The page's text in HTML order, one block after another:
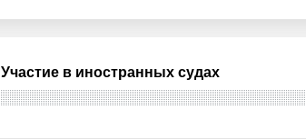
Участие в иностранных судах